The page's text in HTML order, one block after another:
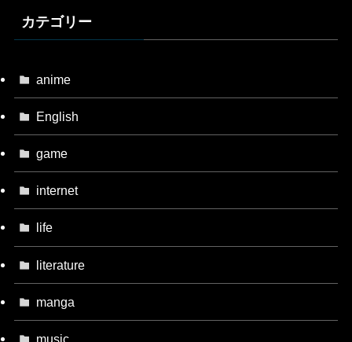
カテゴリー
anime
English
game
internet
life
literature
manga
music